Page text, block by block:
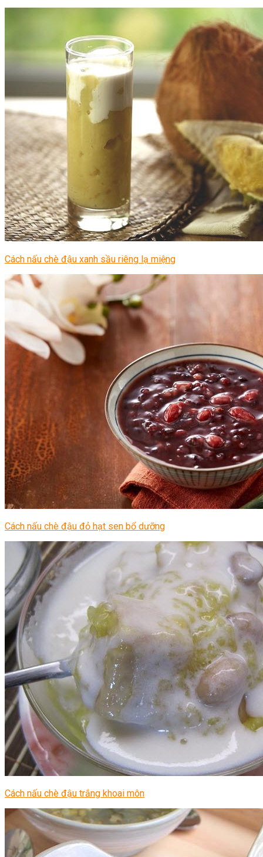
Cách nấu chè đậu xanh sầu riêng lạ miệng
Cách nấu chè đậu đỏ hạt sen bổ dưỡng
Cách nấu chè đậu trắng khoai môn